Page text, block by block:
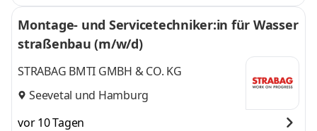
Montage- und Servicetechniker:in für Wasser
straßenbau (m/w/d)
STRABAG BMTI GMBH & CO. KG
Seevetal und Hamburg
vor 10 Tagen